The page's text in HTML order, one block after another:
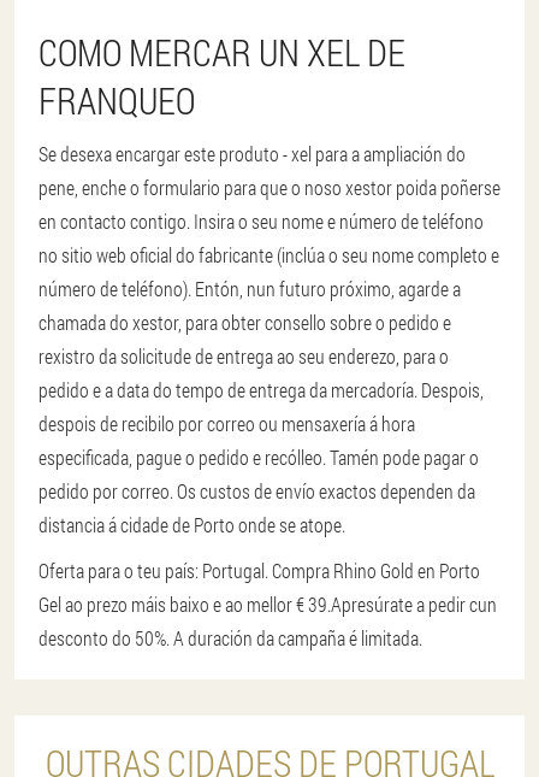
COMO MERCAR UN XEL DE
FRANQUEO
Se desexa encargar este produto - xel para a ampliación do
pene, enche o formulario para que o noso xestor poida poñerse
en contacto contigo. Insira o seu nome e número de teléfono
no sitio web oficial do fabricante (inclúa o seu nome completo e
número de teléfono). Entón, nun futuro próximo, agarde a
chamada do xestor, para obter consello sobre o pedido e
rexistro da solicitude de entrega ao seu enderezo, para o
pedido e a data do tempo de entrega da mercadoría. Despois,
despois de recibilo por correo ou mensaxería á hora
especificada, pague o pedido e recólleo. Tamén pode pagar o
pedido por correo. Os custos de envío exactos dependen da
distancia á cidade de Porto onde se atope.
Oferta para o teu país: Portugal. Compra Rhino Gold en Porto
Gel ao prezo máis baixo e ao mellor € 39.Apresúrate a pedir cun
desconto do 50%. A duración da campaña é limitada.
OUTRAS CIDADES DE PORTUGAL